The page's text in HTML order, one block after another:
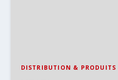
DISTRIBUTION & PRODUITS